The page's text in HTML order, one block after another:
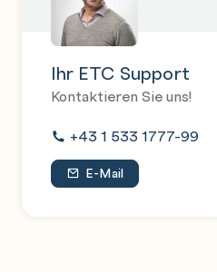
Ihr ETC Support
Kontaktieren Sie uns!
+43 1 533 1777-99
E-Mail